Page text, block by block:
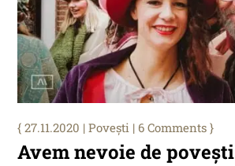
Avem nevoie de povești
27.11.2020 |Povești | 6 Comments